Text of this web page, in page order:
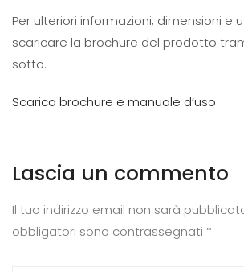
Per ulteriori informazioni, dimensioni e
scaricare la brochure del prodotto
sotto.
Scarica brochure e manuale d’uso
Lascia un commento
Il tuo indirizzo email non sarà
obbligatori sono contrassegnati *